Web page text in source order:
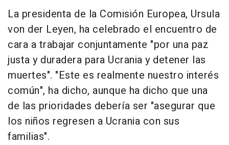
La presidenta de la Comisión Europea, Ursula
von der Leyen, ha celebrado el encuentro de
cara a trabajar conjuntamente "por una paz
justa y duradera para Ucrania y detener las
muertes". "Este es realmente nuestro interés
común", ha dicho, aunque ha dicho que una
de las prioridades debería ser "asegurar que
los niños regresen a Ucrania con sus
familias".